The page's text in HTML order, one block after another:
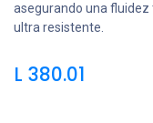
asegurando una fluidez
ultra resistente.
L 380.01